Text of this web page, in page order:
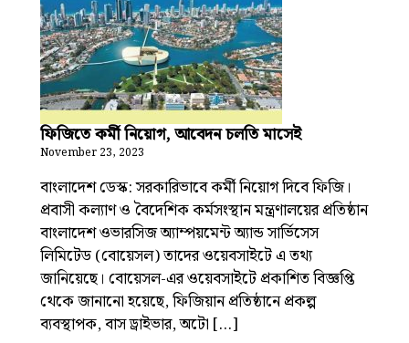
ফিজিতে কর্মী নিয়োগ, আবেদন চলতি মাসেই
November 23, 2023
বাংলাদেশ ডেস্ক: সরকারিভাবে কর্মী নিয়োগ দিবে ফিজি।
প্রবাসী কল্যাণ ও বৈদেশিক কর্মসংস্থান মন্ত্রণালয়ের প্রতিষ্ঠান
বাংলাদেশ ওভারসিজ অ্যাম্পয়মেন্ট অ্যান্ড সার্ভিসেস
লিমিটেড (বোয়েসল) তাদের ওয়েবসাইটে এ তথ্য
জানিয়েছে। বোয়েসল-এর ওয়েবসাইটে প্রকাশিত বিজ্ঞপ্তি
থেকে জানানো হয়েছে, ফিজিয়ান প্রতিষ্ঠানে প্রকল্প
ব্যবস্থাপক, বাস ড্রাইভার, অটো […]